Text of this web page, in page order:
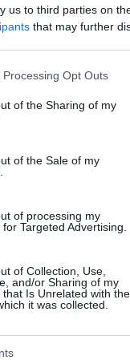
us to third parties on
that may further
website/app uses one
or usage behaviour.
to Google and its
specified purposes
Opt Outs
of the Sharing of my
of the Sale of my
of processing my
Targeted Advertising.
of Collection, Use,
and/or Sharing of my
that Is Unrelated with the
it was collected.
στο Google
από την Ελλάδα